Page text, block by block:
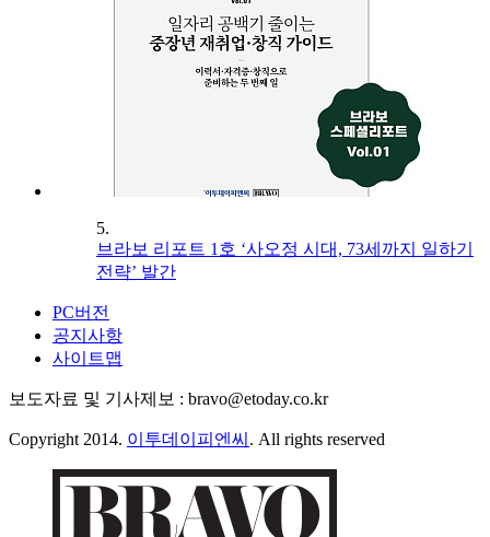
5.
브라보 리포트 1호 ‘사오정 시대, 73세까지 일하기
전략’ 발간
PC버전
공지사항
사이트맵
보도자료 및 기사제보 : bravo@etoday.co.kr
Copyright 2014. 이투데이피엔씨 . All rights reserved